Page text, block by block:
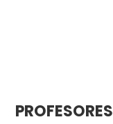
PROFESORES